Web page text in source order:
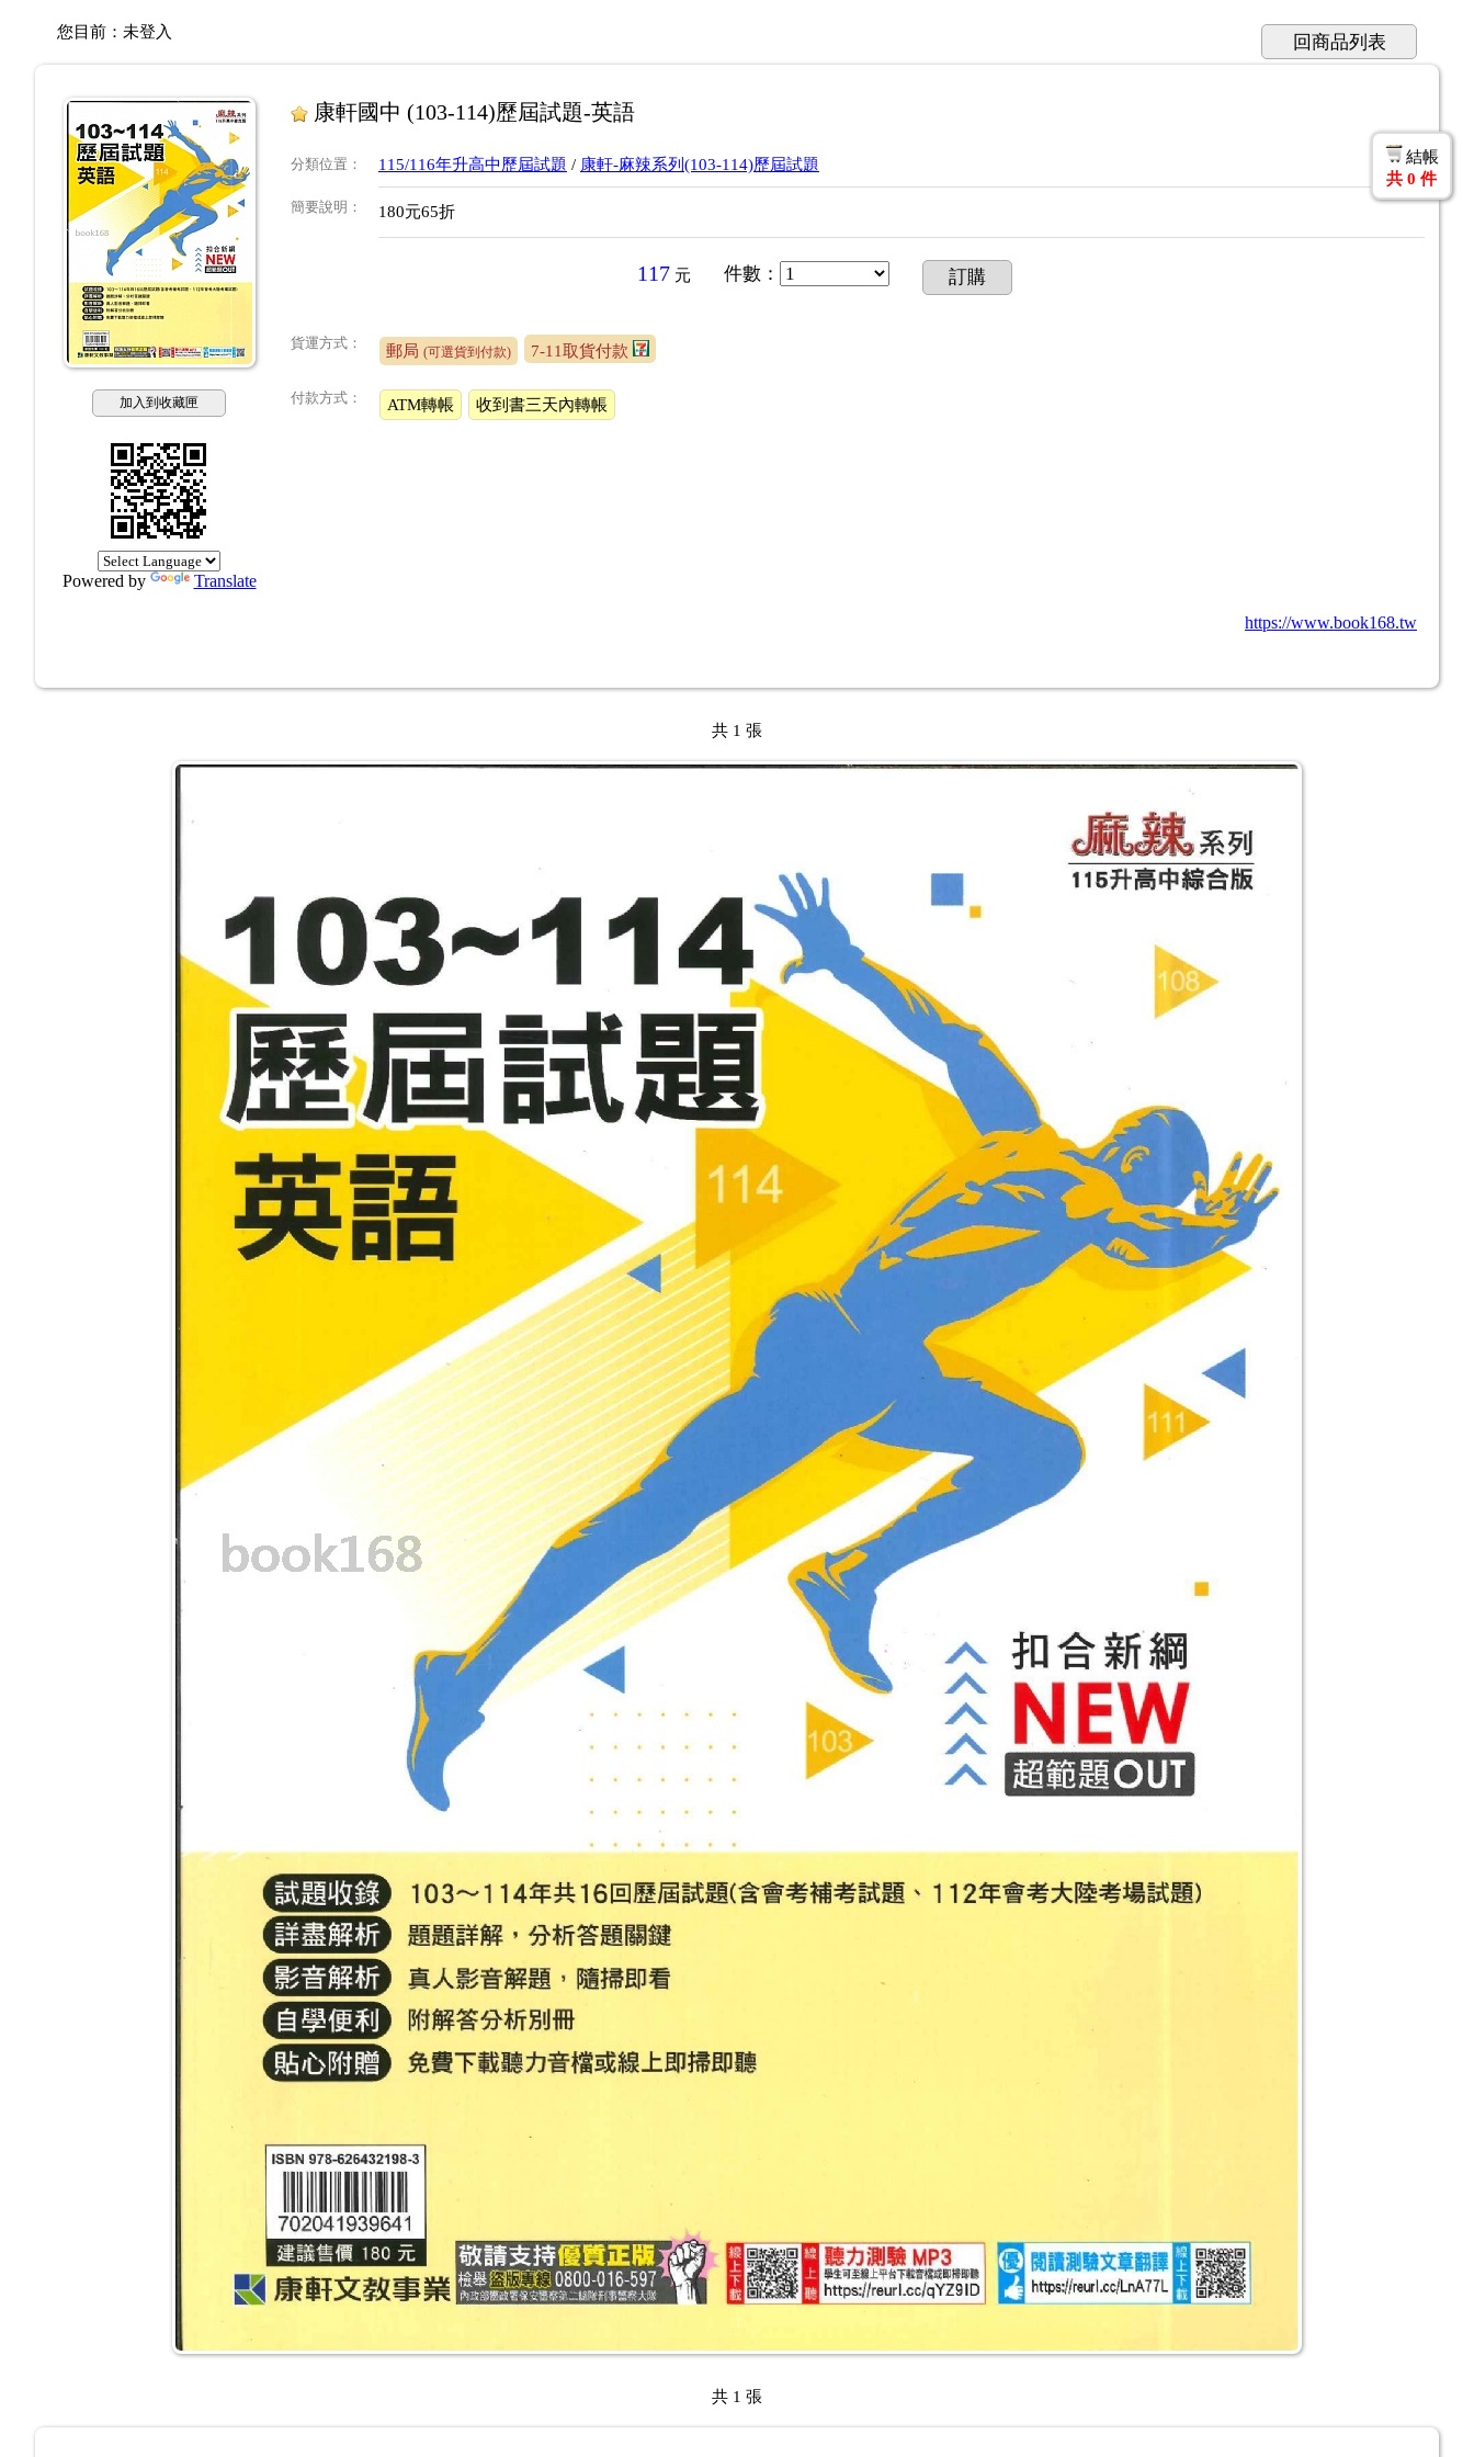
您目前： 未登入 回商品列表
加入到收藏匣
Powered by Translate
康軒國中 (103-114)歷屆試題-英語
分類位置 ： 115/116年升高中歷屆試題 / 康軒-麻辣系列(103-114)歷屆試題
簡要說明 ： 180元65折
117 元 件數 ： 訂購
貨運方式： 郵局 (可選貨到付款) 7-11取貨付款
付款方式： ATM轉帳 收到書三天內轉帳
https://www.book168.tw
結帳
共 0 件
共 1 張
共 1 張